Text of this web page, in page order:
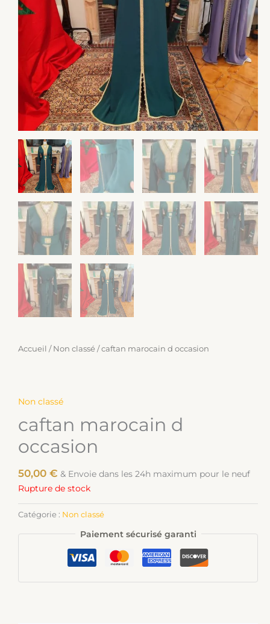
Accueil / Non classé / caftan marocain d occasion
Non classé
caftan marocain d
occasion
50,00 € & Envoie dans les 24h maximum pour le neuf
Rupture de stock
Catégorie : Non classé
Paiement sécurisé garanti